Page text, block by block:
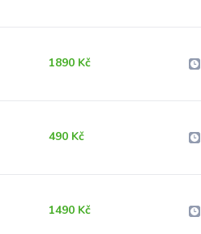
1890 Kč
490 Kč
1490 Kč